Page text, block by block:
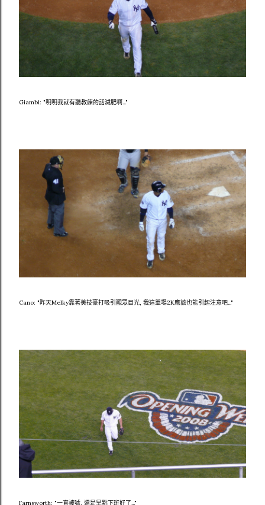
Giambi: "明明我就有聽教練的話減肥啊..."
Cano: "昨天Melky靠著美技豪打吸引觀眾目光, 我這單場2K應該也能引起注意吧..."
Farnsworth: "一直被噓, 還是早點下班好了..."